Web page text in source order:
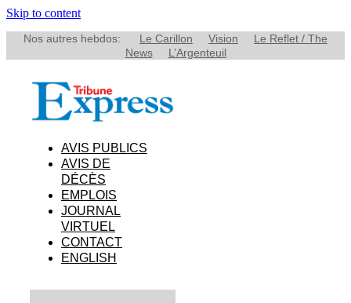
Skip to content
Nos autres hebdos: Le Carillon Vision
Le Reflet / The
News
L’Argenteuil
AVIS PUBLICS
AVIS DE
DÉCÈS
EMPLOIS
JOURNAL
VIRTUEL
CONTACT
ENGLISH